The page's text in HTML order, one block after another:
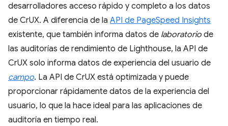
desarrolladores acceso rápido y completo a los datos
de CrUX. A diferencia de la API de PageSpeed Insights
existente, que también informa datos de laboratorio de
las auditorías de rendimiento de Lighthouse, la API de
CrUX solo informa datos de experiencia del usuario de
campo. La API de CrUX está optimizada y puede
proporcionar rápidamente datos de la experiencia del
usuario, lo que la hace ideal para las aplicaciones de
auditoría en tiempo real.